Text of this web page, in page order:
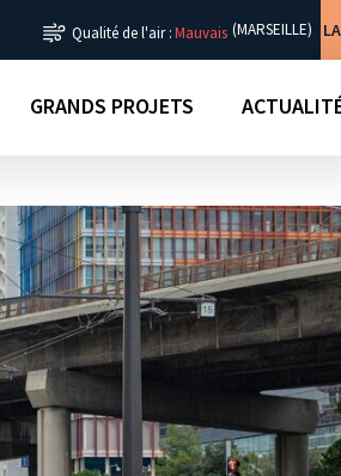
Qualité de l'air :Mauvais (MARSEILLE)
GRANDS PROJETS